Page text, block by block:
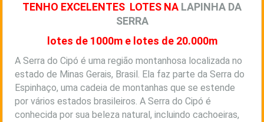
TENHO EXCELENTES LOTES NA LAPINHA DA
SERRA
lotes de 1000m e lotes de 20.000m
A Serra do Cipó é uma região montanhosa localizada no
estado de Minas Gerais, Brasil. Ela faz parte da Serra do
Espinhaço, uma cadeia de montanhas que se estende
por vários estados brasileiros. A Serra do Cipó é
conhecida por sua beleza natural, incluindo cachoeiras,